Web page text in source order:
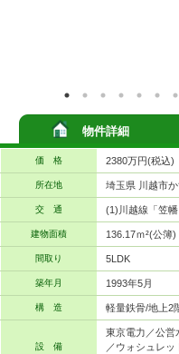
物件詳細
価 格 2380万円(税込)
所在地 埼玉県 川越市
交 通 (1)川越線「笠
建物面積 136.17ｍ²(公簿)
間取り 5LDK
築年月 1993年5月
構 造 軽量鉄骨/地上2
設 備
東京電力／公営
／ウォシュレ